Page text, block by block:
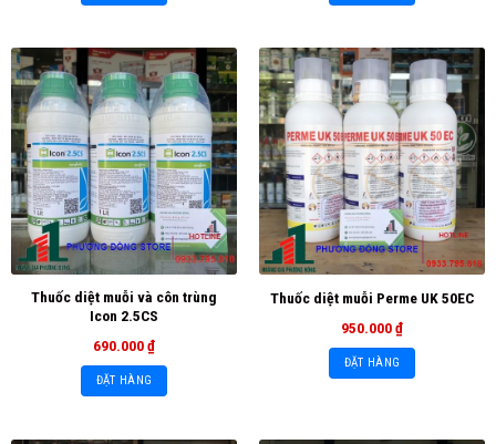
Thuốc diệt muỗi và côn trùng
Icon 2.5CS
690.000₫
ĐẶT HÀNG
Thuốc diệt muỗi Perme UK 50EC
950.000₫
ĐẶT HÀNG